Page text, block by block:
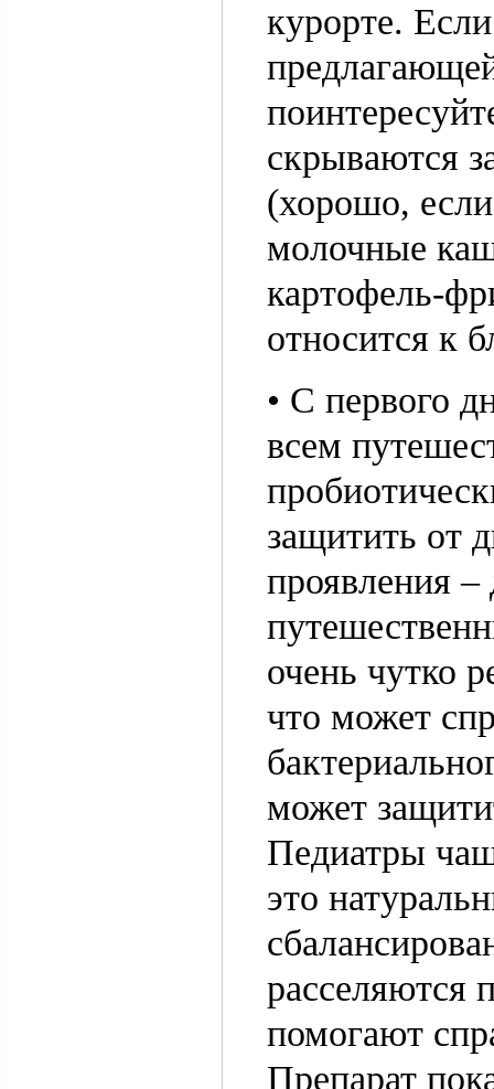
курорте.
скрываются
(хорошо,
молочные
картофель-
относится к
• С первого
всем
защитить от
проявления –
очень чутко
что может
может
Педиатры
это
расселяются
помогают
Препарат